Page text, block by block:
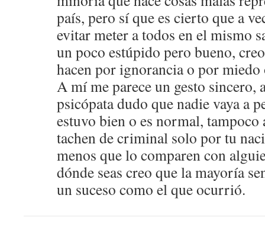
país, pero sí que es cierto que a
evitar meter a todos en el mismo
un poco estúpido pero bueno,
hacen por ignorancia o por miedo
A mí me parece un gesto sincero,
psicópata dudo que nadie vaya a
estuvo bien o es normal, tampoco
tachen de criminal solo por tu
menos que lo comparen con
dónde seas creo que la mayoría
un suceso como el que ocurrió.